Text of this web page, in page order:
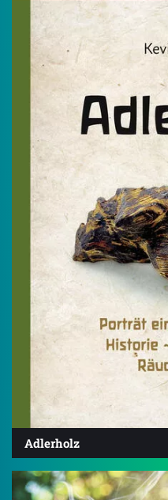
Adlerholz